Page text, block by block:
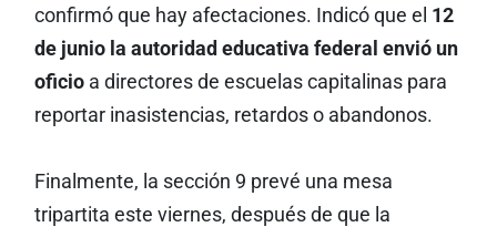
confirmó que hay afectaciones. Indicó que el 12
de junio la autoridad educativa federal envió un
oficioa directores de escuelas capitalinas para
reportar inasistencias, retardos o abandonos.
Finalmente, la sección 9 prevé una mesa
tripartita este viernes, después de que la